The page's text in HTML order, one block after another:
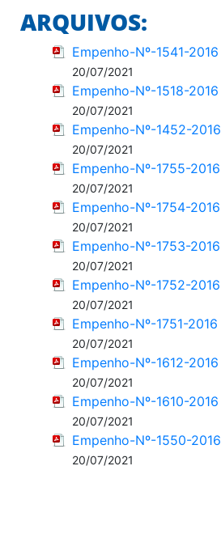
ARQUIVOS:
Empenho-Nº-1541-2016
20/07/2021
Empenho-Nº-1518-2016
20/07/2021
Empenho-Nº-1452-2016
20/07/2021
Empenho-Nº-1755-2016
20/07/2021
Empenho-Nº-1754-2016
20/07/2021
Empenho-Nº-1753-2016
20/07/2021
Empenho-Nº-1752-2016
20/07/2021
Empenho-Nº-1751-2016
20/07/2021
Empenho-Nº-1612-2016
20/07/2021
Empenho-Nº-1610-2016
20/07/2021
Empenho-Nº-1550-2016
20/07/2021